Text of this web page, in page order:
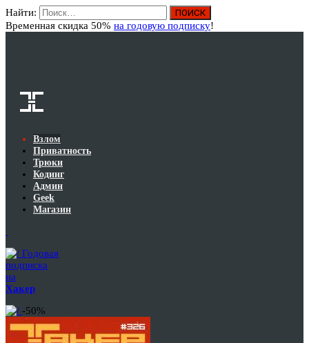
Найти:
Временная скидка 50% на годовую подписку!
Взлом
Приватность
Трюки
Кодинг
Админ
Geek
Магазин
Годовая
подписка
на
Хакер
-50%